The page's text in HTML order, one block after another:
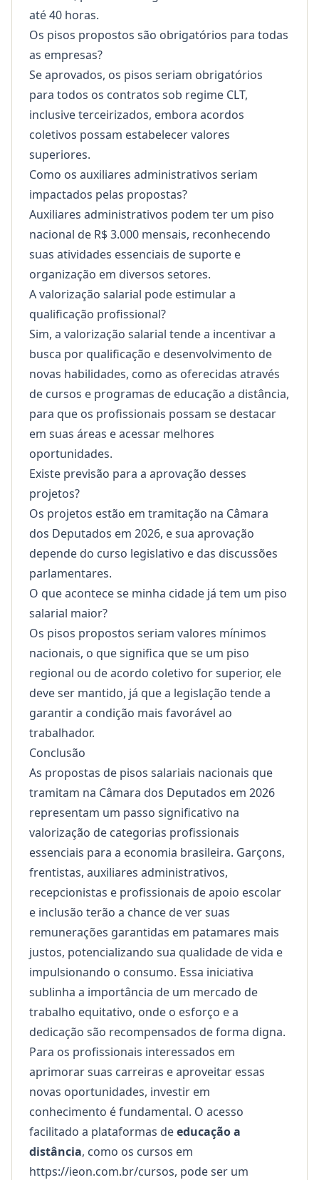
até 40 horas.
Os pisos propostos são obrigatórios para todas
as empresas?
Se aprovados, os pisos seriam obrigatórios
para todos os contratos sob regime CLT,
inclusive terceirizados, embora acordos
coletivos possam estabelecer valores
superiores.
Como os auxiliares administrativos seriam
impactados pelas propostas?
Auxiliares administrativos podem ter um piso
nacional de R$ 3.000 mensais, reconhecendo
suas atividades essenciais de suporte e
organização em diversos setores.
A valorização salarial pode estimular a
qualificação profissional?
Sim, a valorização salarial tende a incentivar a
busca por qualificação e desenvolvimento de
novas habilidades, como as oferecidas através
de cursos e programas de educação a distância,
para que os profissionais possam se destacar
em suas áreas e acessar melhores
oportunidades.
Existe previsão para a aprovação desses
projetos?
Os projetos estão em tramitação na Câmara
dos Deputados em 2026, e sua aprovação
depende do curso legislativo e das discussões
parlamentares.
O que acontece se minha cidade já tem um piso
salarial maior?
Os pisos propostos seriam valores mínimos
nacionais, o que significa que se um piso
regional ou de acordo coletivo for superior, ele
deve ser mantido, já que a legislação tende a
garantir a condição mais favorável ao
trabalhador.
Conclusão
As propostas de pisos salariais nacionais que
tramitam na Câmara dos Deputados em 2026
representam um passo significativo na
valorização de categorias profissionais
essenciais para a economia brasileira. Garçons,
frentistas, auxiliares administrativos,
recepcionistas e profissionais de apoio escolar
e inclusão terão a chance de ver suas
remunerações garantidas em patamares mais
justos, potencializando sua qualidade de vida e
impulsionando o consumo. Essa iniciativa
sublinha a importância de um mercado de
trabalho equitativo, onde o esforço e a
dedicação são recompensados de forma digna.
Para os profissionais interessados em
aprimorar suas carreiras e aproveitar essas
novas oportunidades, investir em
conhecimento é fundamental. O acesso
facilitado a plataformas deeducação a
distância, como os cursos em
https://ieon.com.br/cursos, pode ser um